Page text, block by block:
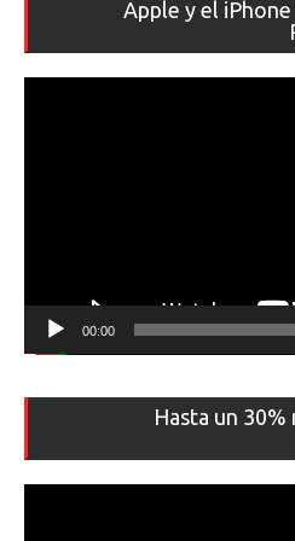
Apple y el
00:00
Hasta un 30%